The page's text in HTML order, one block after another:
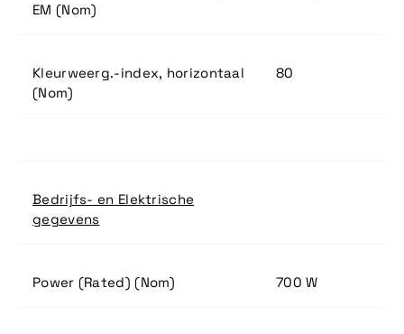
EM (Nom)
Kleurweerg.-index, horizontaal
(Nom)
80
Bedrijfs- en Elektrische
gegevens
Power (Rated) (Nom) 700 W